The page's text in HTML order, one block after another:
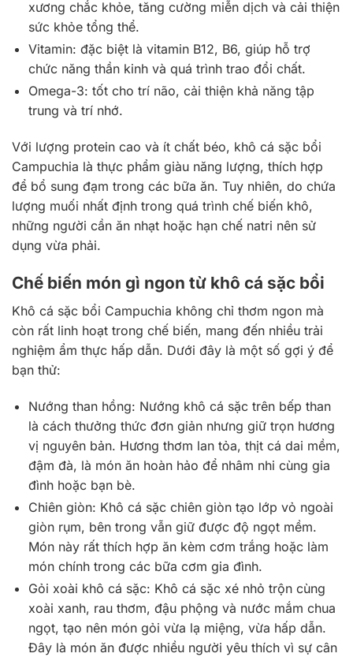
xương chắc khỏe, tăng cường miễn dịch và cải thiện
sức khỏe tổng thể.
Vitamin: đặc biệt là vitamin B12, B6, giúp hỗ trợ
chức năng thần kinh và quá trình trao đổi chất.
Omega-3: tốt cho trí não, cải thiện khả năng tập
trung và trí nhớ.
Với lượng protein cao và ít chất béo, khô cá sặc bổi
Campuchia là thực phẩm giàu năng lượng, thích hợp
để bổ sung đạm trong các bữa ăn. Tuy nhiên, do chứa
lượng muối nhất định trong quá trình chế biến khô,
những người cần ăn nhạt hoặc hạn chế natri nên sử
dụng vừa phải.
Chế biến món gì ngon từ khô cá sặc bổi
Khô cá sặc bổi Campuchia không chỉ thơm ngon mà
còn rất linh hoạt trong chế biến, mang đến nhiều trải
nghiệm ẩm thực hấp dẫn. Dưới đây là một số gợi ý để
bạn thử:
Nướng than hồng: Nướng khô cá sặc trên bếp than
là cách thưởng thức đơn giản nhưng giữ trọn hương
vị nguyên bản. Hương thơm lan tỏa, thịt cá dai mềm,
đậm đà, là món ăn hoàn hảo để nhâm nhi cùng gia
đình hoặc bạn bè.
Chiên giòn: Khô cá sặc chiên giòn tạo lớp vỏ ngoài
giòn rụm, bên trong vẫn giữ được độ ngọt mềm.
Món này rất thích hợp ăn kèm cơm trắng hoặc làm
món chính trong các bữa cơm gia đình.
Gỏi xoài khô cá sặc: Khô cá sặc xé nhỏ trộn cùng
xoài xanh, rau thơm, đậu phộng và nước mắm chua
ngọt, tạo nên món gỏi vừa lạ miệng, vừa hấp dẫn.
Đây là món ăn được nhiều người yêu thích vì sự cân